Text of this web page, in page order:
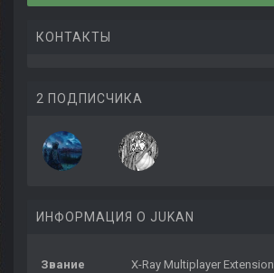
КОНТАКТЫ
2 ПОДПИСЧИКА
ИНФОРМАЦИЯ О JUKAN
Звание X-Ray Multiplayer Extension